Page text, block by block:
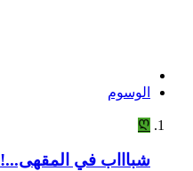
الوسوم
Ღ
شباااب في المقهى...!